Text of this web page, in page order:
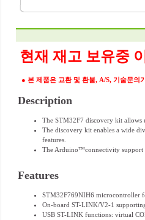
현재 재고 보유중
● 본 제품은 교환 및 환불, A/S, 기술문의
Description
The STM32F7 discovery kit allows
The discovery kit enables a wide
features.
The Arduino™connectivity support
Features
STM32F769NIH6 microcontroller
On-board ST-LINK/V2-1
USB ST-LINK functions: virtual